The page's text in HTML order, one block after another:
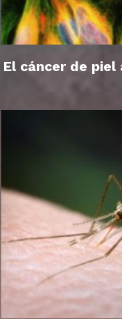
El cáncer de